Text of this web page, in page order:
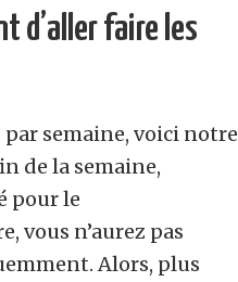
d’aller faire les
semaine, voici notre
de la semaine,
pour le
vous n’aurez pas
Alors, plus